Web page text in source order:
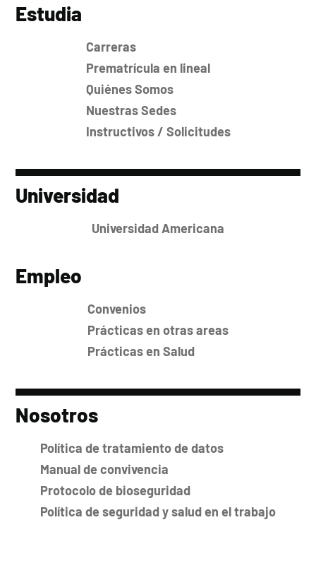
Estudia
Carreras
Prematrícula en lineal
Quiénes Somos
Nuestras Sedes
Instructivos / Solicitudes
Universidad
Universidad Americana
Empleo
Convenios
Prácticas en otras areas
Prácticas en Salud
Nosotros
Política de tratamiento de datos
Manual de convivencia
Protocolo de bioseguridad
Política de seguridad y salud en el trabajo